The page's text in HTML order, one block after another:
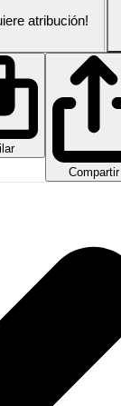
atribución!
Compartir